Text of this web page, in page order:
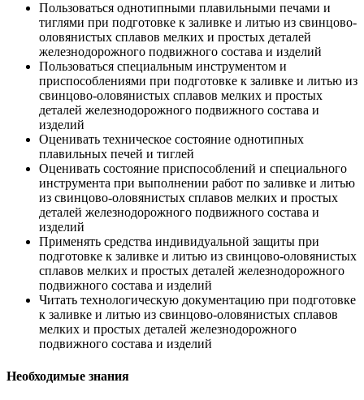
Пользоваться однотипными плавильными печами и
тиглями при подготовке к заливке и литью из свинцово-
оловянистых сплавов мелких и простых деталей
железнодорожного подвижного состава и изделий
Пользоваться специальным инструментом и
приспособлениями при подготовке к заливке и литью из
свинцово-оловянистых сплавов мелких и простых
деталей железнодорожного подвижного состава и
изделий
Оценивать техническое состояние однотипных
плавильных печей и тиглей
Оценивать состояние приспособлений и специального
инструмента при выполнении работ по заливке и литью
из свинцово-оловянистых сплавов мелких и простых
деталей железнодорожного подвижного состава и
изделий
Применять средства индивидуальной защиты при
подготовке к заливке и литью из свинцово-оловянистых
сплавов мелких и простых деталей железнодорожного
подвижного состава и изделий
Читать технологическую документацию при подготовке
к заливке и литью из свинцово-оловянистых сплавов
мелких и простых деталей железнодорожного
подвижного состава и изделий
Необходимые знания